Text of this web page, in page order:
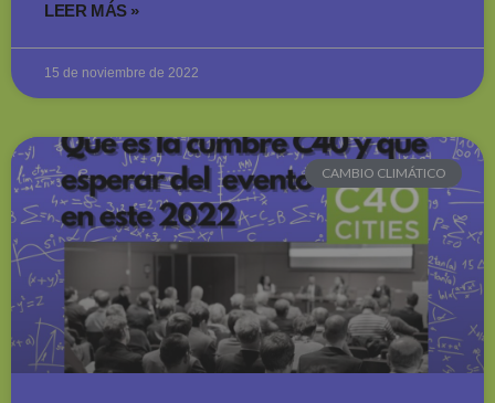
LEER MÁS »
15 de noviembre de 2022
CAMBIO CLIMÁTICO